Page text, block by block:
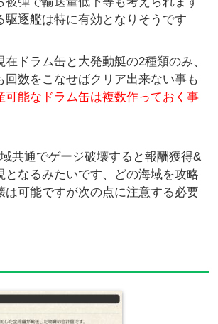
駆逐艦は特に有効となりそうです
ドラム缶と大発動艇の2種類のみ、
回数をこなせばクリア出来ない事も
可能なドラム缶は複数作っておく事
共通でゲージ破壊すると報酬獲得&
となるみたいです、どの海域を攻略
は可能ですが次の点に注意する必要